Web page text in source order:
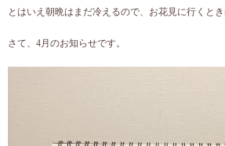
とはいえ朝晩はまだ冷えるので、お花見に行くと
さて、4月のお知らせです。